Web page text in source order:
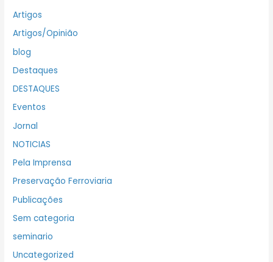
Artigos
Artigos/Opinião
blog
Destaques
DESTAQUES
Eventos
Jornal
NOTICIAS
Pela Imprensa
Preservação Ferroviaria
Publicações
Sem categoria
seminario
Uncategorized